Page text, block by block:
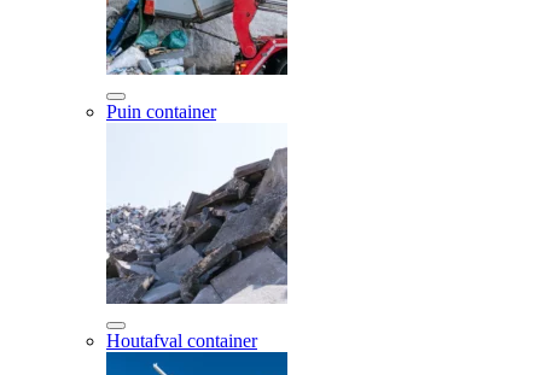
Puin container
Houtafval container